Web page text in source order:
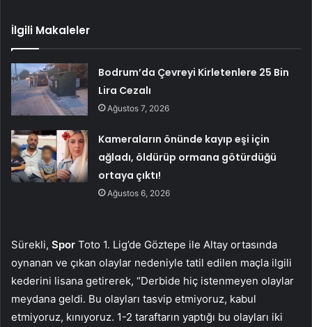
İlgili Makaleler
Bodrum’da Çevreyi Kirletenlere 25 Bin
Lira Cezalı
Ağustos 7, 2026
Kameraların önünde kayıp eşi için
ağladı, öldürüp ormana götürdüğü
ortaya çıktı!
Ağustos 6, 2026
Sürekli, Spor Toto 1. Lig’de Göztepe ile Altay ortasında
oynanan ve çıkan olaylar nedeniyle tatil edilen maçla ilgili
kederini lisana getirerek, “Derbide hiç istenmeyen olaylar
meydana geldi. Bu olayları tasvip etmiyoruz, kabul
etmiyoruz, kınıyoruz. 1-2 taraftarın yaptığı bu olayları iki